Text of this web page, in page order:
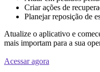
Criar ações de
Planejar reposição de
Atualize o aplicativo e
mais importam para a sua
Acessar agora